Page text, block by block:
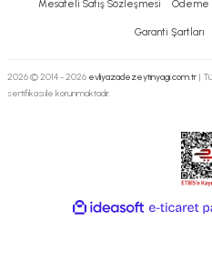
Mesafeli Satış Sözleşmesi Ödeme
Garanti Şartları
2026 © 2014 - 2026 evliyazadezeytinyagi.com.tr |
sertifikası ile korunmaktadır.
ideasoft